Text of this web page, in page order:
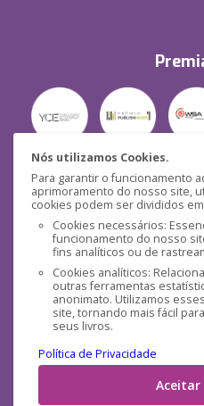
Nós utilizamos Cookies.
Para garantir o funcionamento
aprimoramento do nosso site,
cookies podem ser divididos
Cookies necessários:
funcionamento do nosso
fins analíticos ou de
Cookies analíticos:
outras ferramentas
anonimato. Utilizamos
site, tornando mais fácil
seus livros.
Política de Privacidade
Aceitar
Mídias